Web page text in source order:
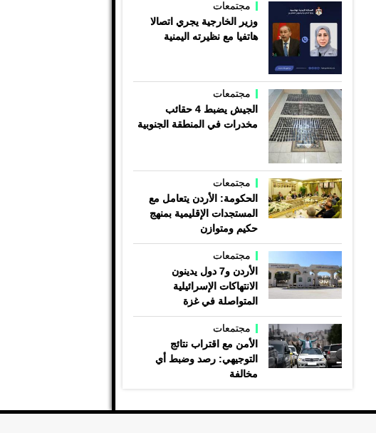
مجتمعات
وزير الخارجية يجري اتصالا
هاتفيا مع نظيرته اليمنية
مجتمعات
الجيش يضبط 4 حقائب
مخدرات في المنطقة الجنوبية
مجتمعات
الحكومة: الأردن يتعامل مع
المستجدات الإقليمية بمنهج
حكيم ومتوازن
مجتمعات
الأردن و7 دول يدينون
الانتهاكات الإسرائيلية
المتواصلة في غزة
مجتمعات
الأمن مع اقتراب نتائج
التوجيهي: رصد وضبط أي
مخالفة